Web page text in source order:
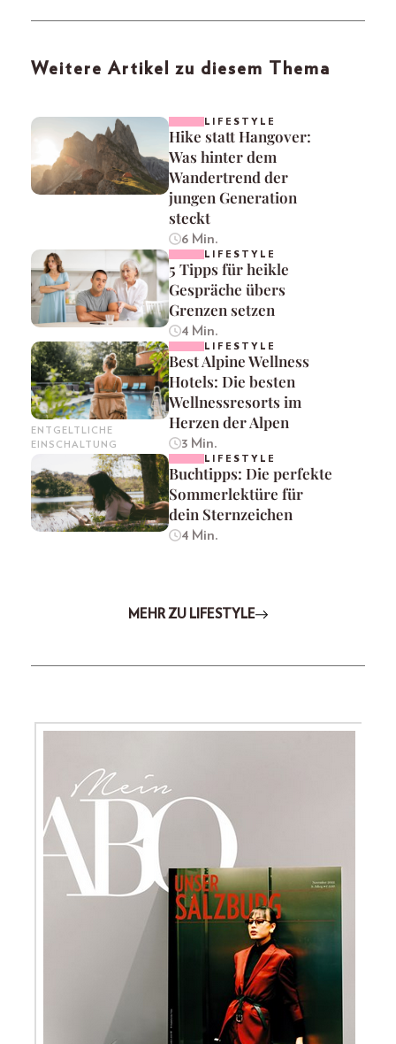
Weitere Artikel zu diesem Thema
LIFESTYLE
Hike statt Hangover:
Was hinter dem
Wandertrend der
jungen Generation
steckt
6 Min.
LIFESTYLE
5 Tipps für heikle
Gespräche übers
Grenzen setzen
4 Min.
ENTGELTLICHE
EINSCHALTUNG
LIFESTYLE
Best Alpine Wellness
Hotels: Die besten
Wellnessresorts im
Herzen der Alpen
3 Min.
LIFESTYLE
Buchtipps: Die perfekte
Sommerlektüre für
dein Sternzeichen
4 Min.
MEHR ZU LIFESTYLE